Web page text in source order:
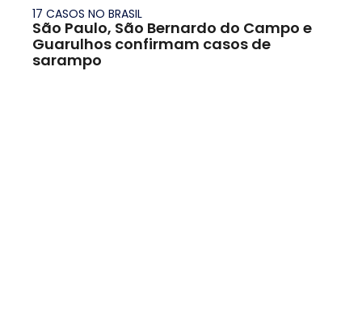
17 CASOS NO BRASIL
São Paulo, São Bernardo do Campo e
Guarulhos confirmam casos de
sarampo